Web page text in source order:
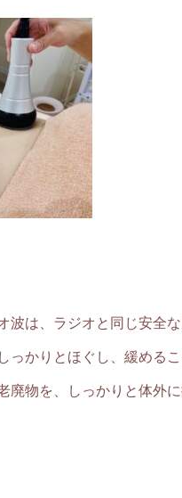
波は、ラジオと同じ安全
っかりとほぐし、緩める
廃物を、しっかりと体外